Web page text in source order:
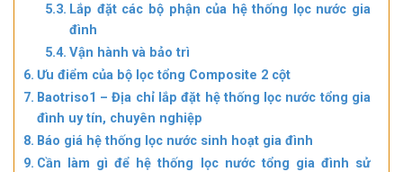
Lắp đặt các bộ phận của hệ thống lọc nước gia
đình
Vận hành và bảo trì
Ưu điểm của bộ lọc tổng Composite 2 cột
Baotriso1 – Địa chỉ lắp đặt hệ thống lọc nước tổng gia
đình uy tín, chuyên nghiệp
Báo giá hệ thống lọc nước sinh hoạt gia đình
Cần làm gì để hệ thống lọc nước tổng gia đình sử